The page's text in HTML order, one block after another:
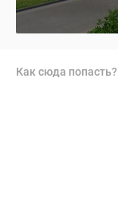
Как сюда попасть?